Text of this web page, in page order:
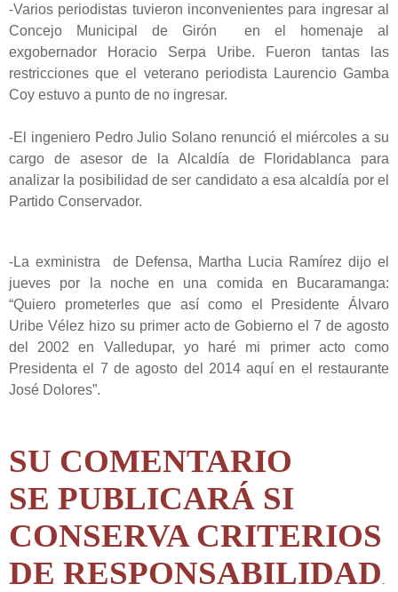
-Varios periodistas tuvieron inconvenientes para ingresar al
Concejo Municipal de Girón en el homenaje al
exgobernador Horacio Serpa Uribe. Fueron tantas las
restricciones que el veterano periodista Laurencio Gamba
Coy estuvo a punto de no ingresar.
-El ingeniero Pedro Julio Solano renunció el miércoles a su
cargo de asesor de la Alcaldía de Floridablanca para
analizar la posibilidad de ser candidato a esa alcaldía por el
Partido Conservador.
-La exministra de Defensa, Martha Lucia Ramírez dijo el
jueves por la noche en una comida en Bucaramanga:
“Quiero prometerles que así como el Presidente Álvaro
Uribe Vélez hizo su primer acto de Gobierno el 7 de agosto
del 2002 en Valledupar, yo haré mi primer acto como
Presidenta el 7 de agosto del 2014 aquí en el restaurante
José Dolores”.
SU COMENTARIO
SE PUBLICARÁ SI
CONSERVA CRITERIOS
DE RESPONSABILIDAD